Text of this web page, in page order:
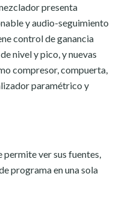
presenta
y audio-seguimiento
control de ganancia
nivel y pico, y nuevas
compresor, compuerta,
paramétrico y
ver sus fuentes,
programa en una sola